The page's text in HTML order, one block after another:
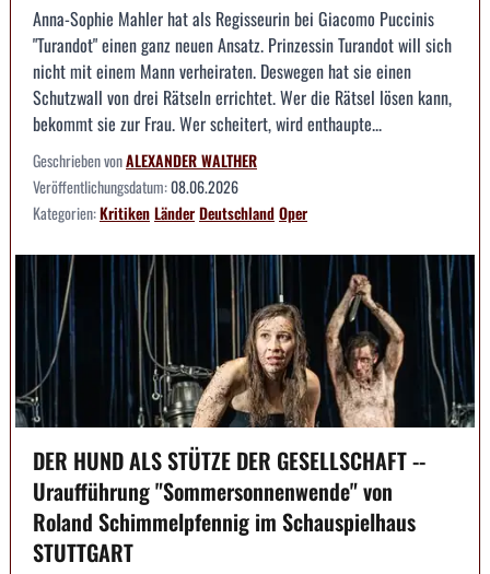
Anna-Sophie Mahler hat als Regisseurin bei Giacomo Puccinis
"Turandot" einen ganz neuen Ansatz. Prinzessin Turandot will sich
nicht mit einem Mann verheiraten. Deswegen hat sie einen
Schutzwall von drei Rätseln errichtet. Wer die Rätsel lösen kann,
bekommt sie zur Frau. Wer scheitert, wird enthaupte...
Geschrieben vonALEXANDER WALTHER
Veröffentlichungsdatum:08.06.2026
Kategorien:KritikenLänderDeutschlandOper
DER HUND ALS STÜTZE DER GESELLSCHAFT --
Uraufführung "Sommersonnenwende" von
Roland Schimmelpfennig im Schauspielhaus
STUTTGART